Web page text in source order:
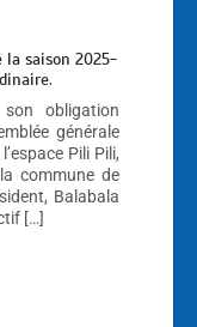
la saison 2025-
obligation
générale
Pili Pili,
commune de
Balabala
[…]